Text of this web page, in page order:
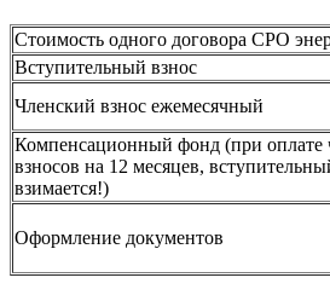
Стоимость одного договора СРО
Вступительный взнос
Членский взнос ежемесячный
Компенсационный фонд (при оплате
взносов на 12 месяцев,
взимается!)
Оформление документов